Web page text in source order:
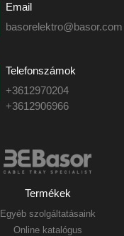
Email
basorelektro@basor.com
Telefonszámok
+3612970204
+3612906966
Termékek
Egyéb szolgáltatásaink
Online katalógus